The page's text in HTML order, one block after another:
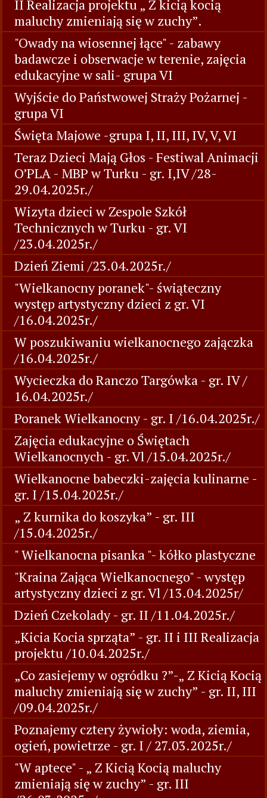
II Realizacja projektu „ Z kicią kocią
maluchy zmieniają się w zuchy”.
"Owady na wiosennej łące" - zabawy
badawcze i obserwacje w terenie, zajęcia
edukacyjne w sali- grupa VI
Wyjście do Państwowej Straży Pożarnej -
grupa VI
Święta Majowe -grupa I, II, III, IV, V, VI
Teraz Dzieci Mają Głos - Festiwal Animacji
O’PLA - MBP w Turku - gr. I,IV /28-
29.04.2025r./
Wizyta dzieci w Zespole Szkół
Technicznych w Turku - gr. VI
/23.04.2025r./
Dzień Ziemi /23.04.2025r./
"Wielkanocny poranek"- świąteczny
występ artystyczny dzieci z gr. VI
/16.04.2025r./
W poszukiwaniu wielkanocnego zajączka
/16.04.2025r./
Wycieczka do Ranczo Targówka - gr. IV /
16.04.2025r./
Poranek Wielkanocny - gr. I /16.04.2025r./
Zajęcia edukacyjne o Świętach
Wielkanocnych - gr. Vl /15.04.2025r./
Wielkanocne babeczki-zajęcia kulinarne -
gr. I /15.04.2025r./
„ Z kurnika do koszyka” - gr. III
/15.04.2025r./
" Wielkanocna pisanka "- kółko plastyczne
"Kraina Zająca Wielkanocnego" - występ
artystyczny dzieci z gr. Vl /13.04.2025r/
Dzień Czekolady - gr. II /11.04.2025r./
„Kicia Kocia sprząta” - gr. II i III Realizacja
projektu /10.04.2025r./
„Co zasiejemy w ogródku ?”-„ Z Kicią Kocią
maluchy zmieniają się w zuchy” - gr. II, III
/09.04.2025r./
Poznajemy cztery żywioły: woda, ziemia,
ogień, powietrze - gr. I / 27.03.2025r./
"W aptece" - „ Z Kicią Kocią maluchy
zmieniają się w zuchy” - gr. III